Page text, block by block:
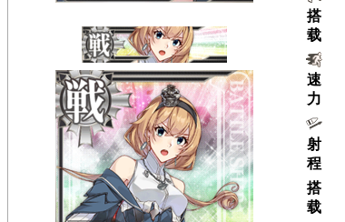
搭
载
速
力
射
程
搭
载